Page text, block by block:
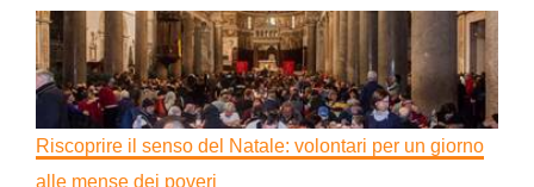
Riscoprire il senso del Natale: volontari per un giorno
alle mense dei poveri